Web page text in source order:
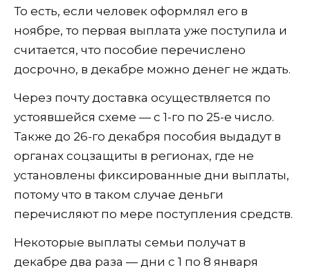
То есть, если человек оформлял его в
ноябре, то первая выплата уже поступила и
считается, что пособие перечислено
досрочно, в декабре можно денег не ждать.
Через почту доставка осуществляется по
устоявшейся схеме — с 1-го по 25-е число.
Также до 26-го декабря пособия выдадут в
органах соцзащиты в регионах, где не
установлены фиксированные дни выплаты,
потому что в таком случае деньги
перечисляют по мере поступления средств.
Некоторые выплаты семьи получат в
декабре два раза — дни с 1 по 8 января